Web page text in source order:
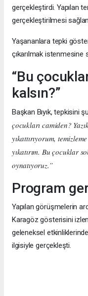
gerçekleştirdi. Yapılan
gerçekleştirilmesi
Yaşananlara tepki
çıkarılmak istenmesine
“Bu
kalsın?”
Başkan Bıyık, tepkisini
çocukları camiden?
yıkattırıyorum,
yıkatırım. Bu çocuklar
oynatıyoruz.”
Program
Yapılan görüşmelerin
Karagöz gösterisini
geleneksel
ilgisiyle gerçekleşti.